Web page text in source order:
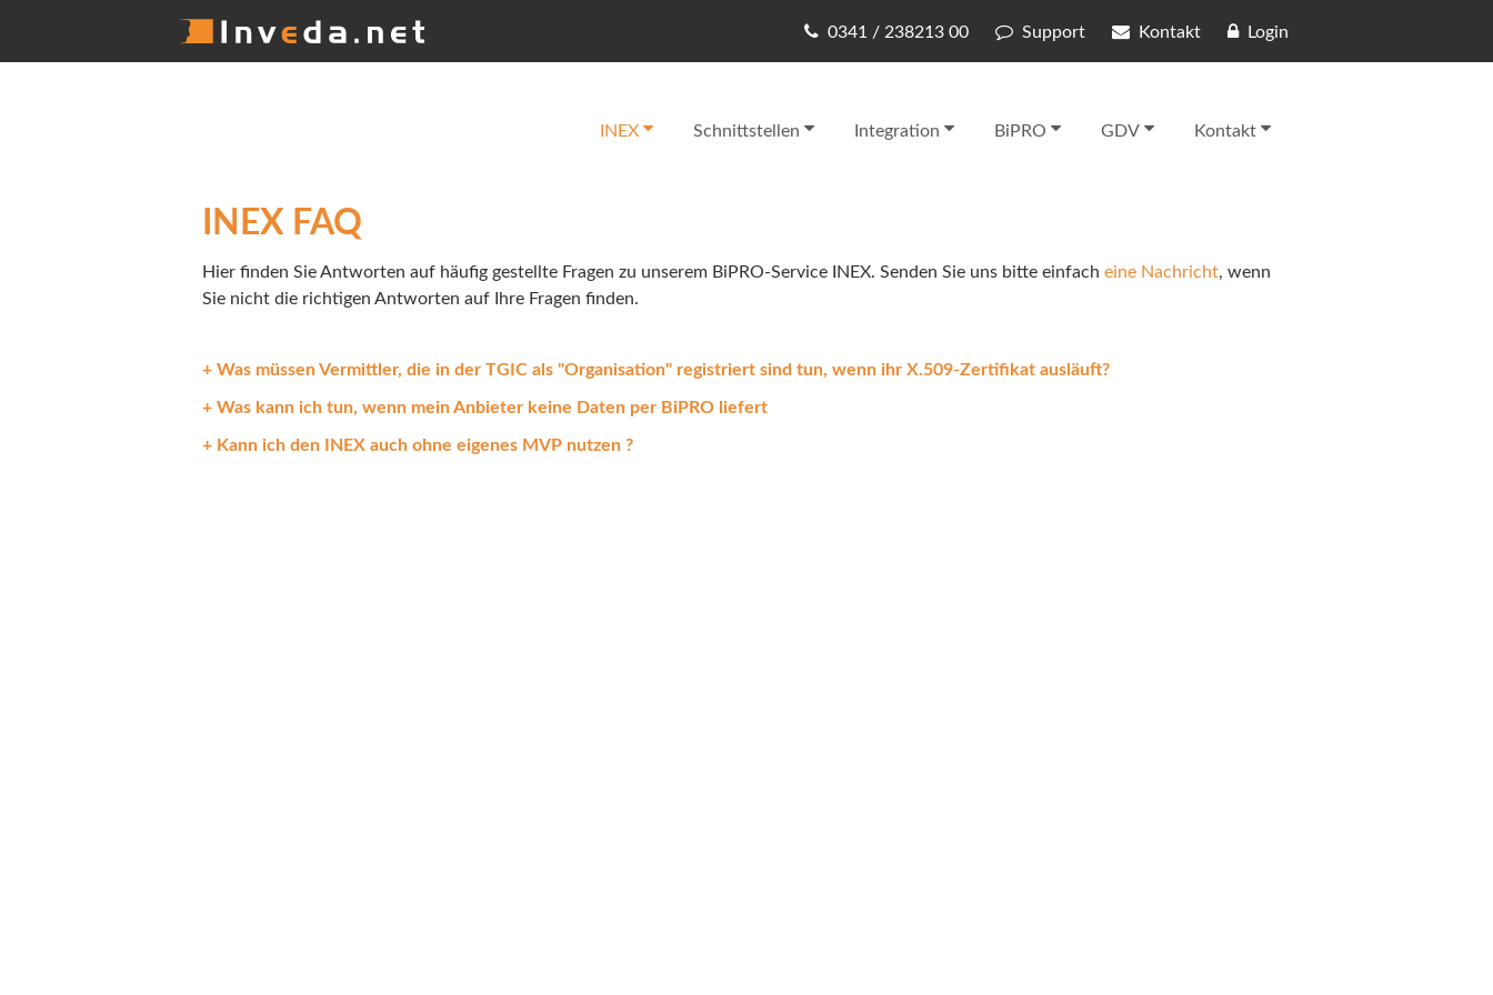
0341 / 238213 00 Support Kontakt Login
INEX Schnittstellen Integration BiPRO GDV Kontakt
INEX FAQ
Hier finden Sie Antworten auf häufig gestellte Fragen zu unserem BiPRO-Service INEX. Senden Sie uns bitte einfach eine Nachricht, wenn
Sie nicht die richtigen Antworten auf Ihre Fragen finden.
Was müssen Vermittler, die in der TGIC als "Organisation" registriert sind tun, wenn ihr X.509-Zertifikat ausläuft?
Was kann ich tun, wenn mein Anbieter keine Daten per BiPRO liefert
Kann ich den INEX auch ohne eigenes MVP nutzen ?